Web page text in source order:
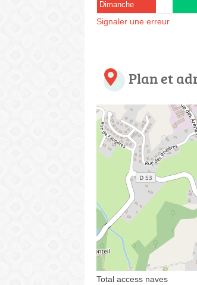
Dimanche
Signaler une erreur
Plan et
Total access naves